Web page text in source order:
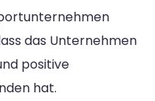
das Unternehmen
positive
hat.